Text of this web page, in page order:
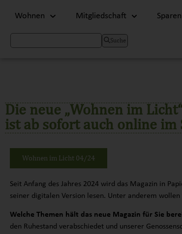
Wohnen Mitgliedschaft Sparen
Suche
Die neue „Wohnen im
ist ab sofort auch online im
Wohnen im Licht 04/24
Seit Anfang des Jahres 2024 wird das Magazin in
seiner digitalen Version lesen. Unter anderem
Welche Themen hält das neue Magazin für Sie
den Ruhestand verabschiedet und unserer